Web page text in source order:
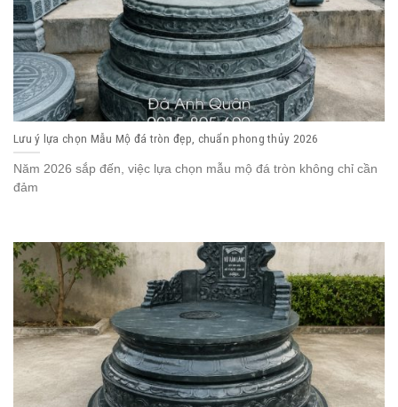
Lưu ý lựa chọn Mẫu Mộ đá tròn đẹp, chuẩn phong thủy 2026
Năm 2026 sắp đến, việc lựa chọn mẫu mộ đá tròn không chỉ cần
đảm